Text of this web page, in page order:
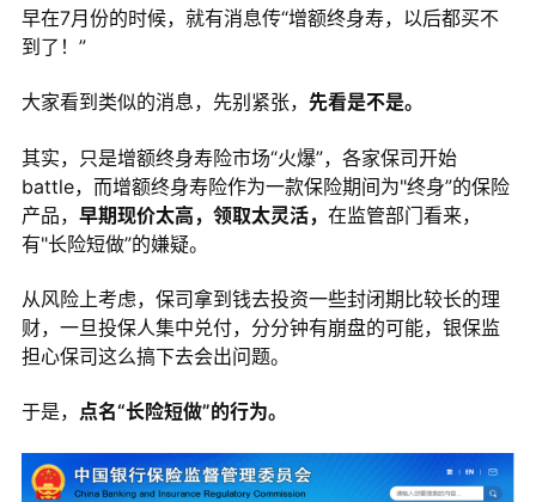
早在7月份的时候，就有消息传“增额终身寿，以后都买不
到了！”
大家看到类似的消息，先别紧张， 先看是不是。
其实，只是增额终身寿险市场“火爆”，各家保司开始
battle，而增额终身寿险作为一款保险期间为"终身”的保险
产品， 早期现价太高，领取太灵活， 在监管部门看来，
有"长险短做”的嫌疑。
从风险上考虑，保司拿到钱去投资一些封闭期比较长的理
财，一旦投保人集中兑付，分分钟有崩盘的可能，银保监
担心保司这么搞下去会出问题。
于是， 点名“长险短做”的行为。